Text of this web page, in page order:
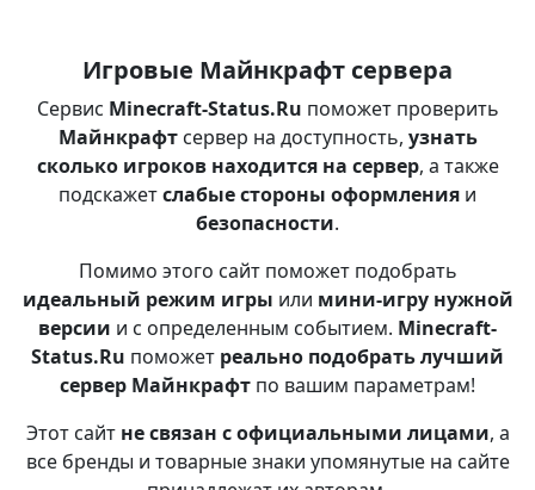
Игровые Майнкрафт сервера
Сервис Minecraft-Status.Ru поможет проверить
Майнкрафтсервер на доступность, узнать
сколько игроков находится на сервер, а также
подскажетслабые стороны оформления и
безопасности.
Помимо этого сайт поможет подобрать
идеальный режим игры или мини-игру нужной
версии и с определенным событием. Minecraft-
Status.Ru поможет реально подобрать лучший
сервер Майнкрафт по вашим параметрам!
Этот сайт не связан с официальными лицами, а
все бренды и товарные знаки упомянутые на сайте